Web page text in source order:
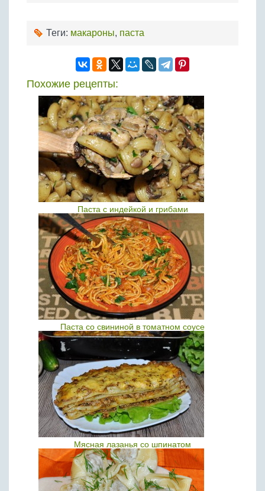
Теги: макароны, паста
Похожие рецепты:
Паста с индейкой и грибами
Паста со свининой в томатном соусе
Мясная лазанья со шпинатом